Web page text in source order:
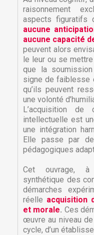
Ajouter à
add_circle_outline Créer une
Créer une
Nom de la liste
Connexion
Vous devez être
à votre liste d'envies.
raisonnement
aspects figuratifs
aucune
aucune capacité
peuvent alors
le leur ou se
que la
signe de faiblesse
qu’ils peuvent
une volonté
L’acquisition de
intellectuelle est
une intégration
Elle passe par
pédagogiques
Cet ouvrage, à
synthétique des
démarches
réelle acquisition
et morale. Ces
œuvre au niveau de
cycle, d’un